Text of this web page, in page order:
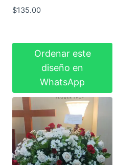
$135.00
Ordenar este
diseño en
WhatsApp